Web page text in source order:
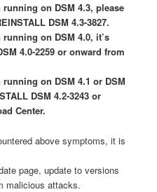
on DSM 4.3, please
DSM 4.3-3827.
on DSM 4.0, it’s
4.0-2259 or onward from
on DSM 4.1 or DSM
DSM 4.2-3243 or
Center.
above symptoms, it is
page, update to versions
malicious attacks.